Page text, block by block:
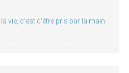
vie, c’est d’être pris par la main